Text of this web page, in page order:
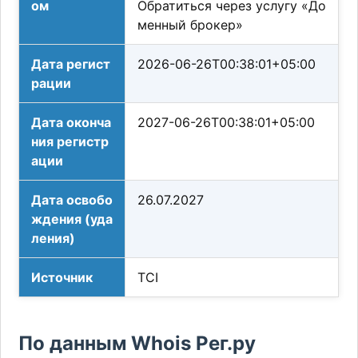
ом
Обратиться через услугу «До
менный брокер»
Дата регист
рации
2026-06-26T00:38:01+05:00
Дата оконча
ния регистр
ации
2027-06-26T00:38:01+05:00
Дата освобо
ждения (уда
ления)
26.07.2027
Источник TCI
По данным Whois Рег.ру